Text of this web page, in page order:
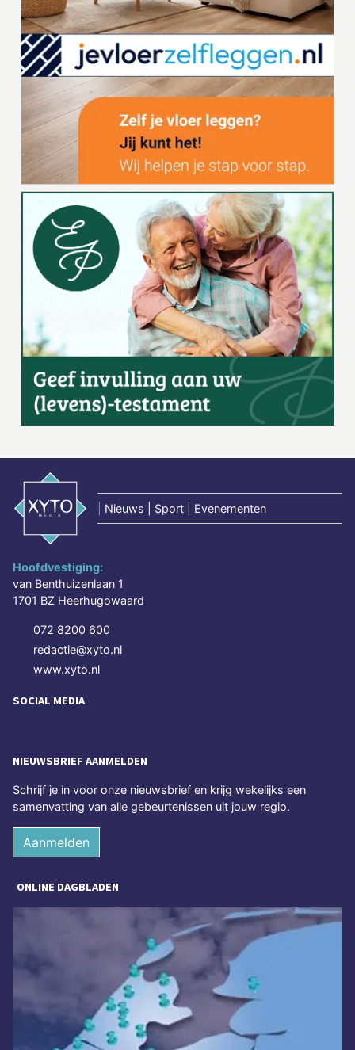
Nieuws | Sport | Evenementen
Hoofdvestiging:
van Benthuizenlaan 1
1701 BZ Heerhugowaard
072 8200 600
redactie@xyto.nl
www.xyto.nl
SOCIAL MEDIA
NIEUWSBRIEF AANMELDEN
Schrijf je in voor onze nieuwsbrief en krijg wekelijks een
samenvatting van alle gebeurtenissen uit jouw regio.
Aanmelden
ONLINE DAGBLADEN